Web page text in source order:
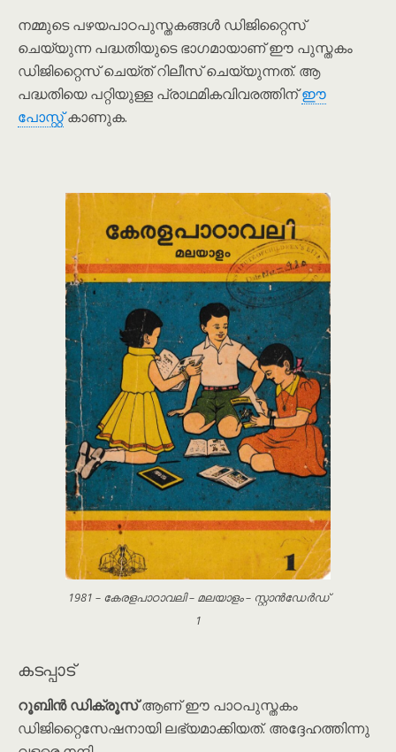
നമ്മുടെ പഴയപാഠപുസ്തകങ്ങൾ ഡിജിറ്റൈസ്
ചെയ്യുന്ന പദ്ധതിയുടെ ഭാഗമായാണ് ഈ പുസ്തകം
ഡിജിറ്റൈസ് ചെയ്ത് റിലീസ് ചെയ്യുന്നത്. ആ
പദ്ധതിയെ പറ്റിയുള്ള പ്രാഥമികവിവരത്തിന്ഈ
പോസ്റ്റ്കാണുക.
1981 – കേരളപാഠാവലി – മലയാളം – സ്റ്റാൻഡേർഡ്
1
കടപ്പാട്
റൂബിൻ ഡിക്രൂസ്ആണ് ഈ പാഠപുസ്തകം
ഡിജിറ്റൈസേഷനായി ലഭ്യമാക്കിയത്. അദ്ദേഹത്തിന്നു